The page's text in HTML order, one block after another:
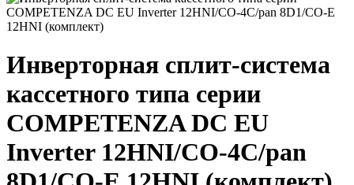
Инверторная сплит-система
кассетного типа серии
COMPETENZA DC EU
Inverter 12HNI/CO-4C/pan